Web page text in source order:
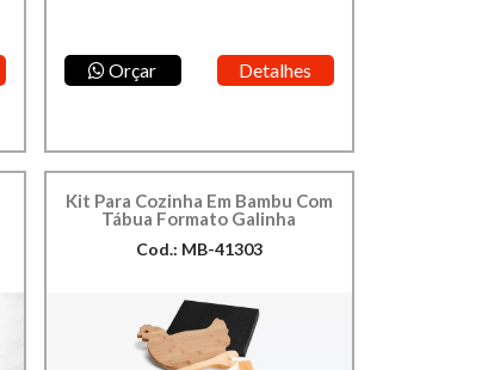
Orçar Detalhes
Kit Para Cozinha Em Bambu Com
Tábua Formato Galinha
Cod.: MB-41303